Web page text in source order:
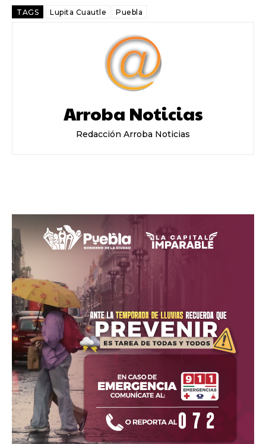
TAGS Lupita Cuautle Puebla
Arroba Noticias
Redacción Arroba Noticias